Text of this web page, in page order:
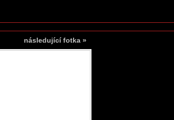
následující fotka »